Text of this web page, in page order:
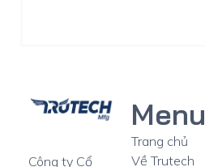
Công ty Cổ
Menu
Trang chủ
Về Trutech